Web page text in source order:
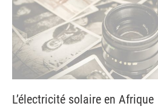
L’électricité solaire en Afrique